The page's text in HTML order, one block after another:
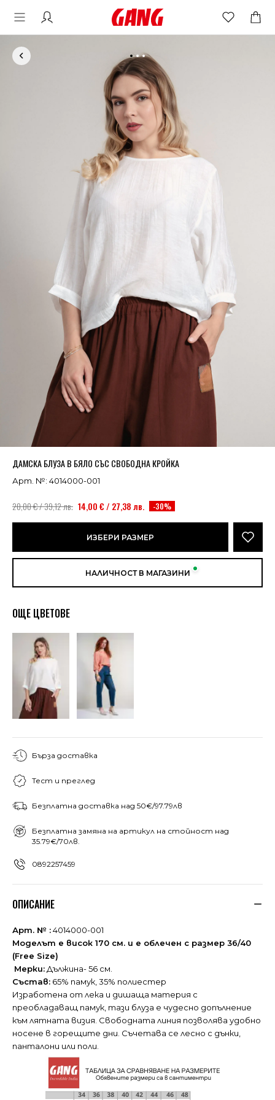
ДАМСКА БЛУЗА В БЯЛО СЪС СВОБОДНА КРОЙКА
Арт. №: 4014000-001
20,00 € / 39,12 лв. 14,00 € / 27,38 лв. -30%
ИЗБЕРИ РАЗМЕР
НАЛИЧНОСТ В МАГАЗИНИ
ОЩЕ ЦВЕТОВЕ
Бърза доставка
Тест и преглед
Безплатна доставка над 50€/97.79лв
Безплатна замяна на артикул на стойност над
35.79€/70лв.
0892257459
ОПИСАНИЕ
Арт. № :4014000-001
Моделът е висок 170 см. и е облечен с размер 36/40
(Free Size)
Мерки: Дължина- 56 см.
Състав: 65% памук, 35% полиестер
Изработена от лека и дишаща материя с
преобладаващ памук, тази блуза е чудесно допълнение
към лятната визия. Свободната линия позволява удобно
носене в горещите дни. Съчетава се лесно с дънки,
панталони или поли.